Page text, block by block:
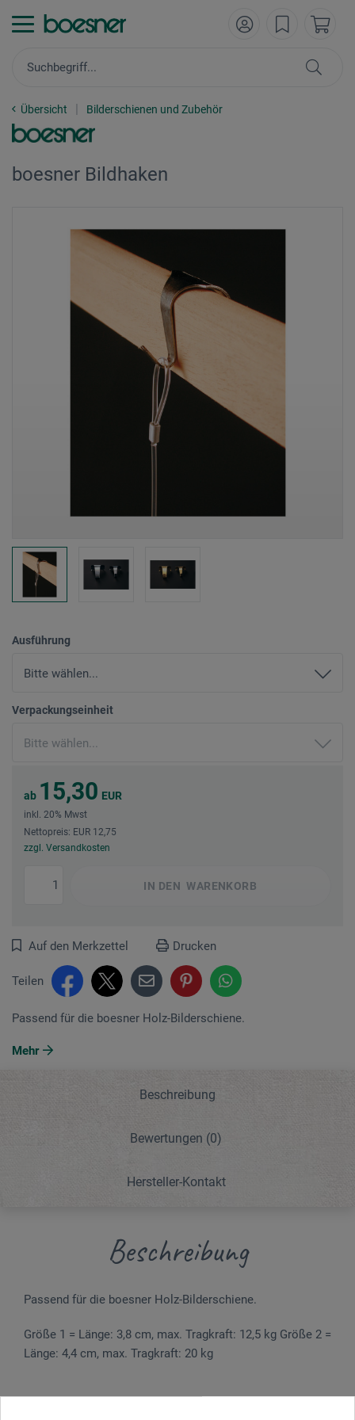
Übersicht Bilderschienen und Zubehör
boesner Bildhaken
Ausführung
Verpackungseinheit
ab 15,30 EUR
inkl. 20% Mwst
Nettopreis: EUR 12,75
zzgl. Versandkosten
IN DEN WARENKORB
Auf den Merkzettel Drucken
Teilen
Passend für die boesner Holz-Bilderschiene.
Mehr
Beschreibung
Bewertungen (0)
Hersteller-Kontakt
Beschreibung
Passend für die boesner Holz-Bilderschiene.
Größe 1 = Länge: 3,8 cm, max. Tragkraft: 12,5 kg Größe 2 =
Länge: 4,4 cm, max. Tragkraft: 20 kg